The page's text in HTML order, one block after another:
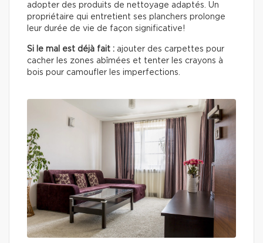
adopter des produits de nettoyage adaptés. Un
propriétaire qui entretient ses planchers prolonge
leur durée de vie de façon significative!
Si le mal est déjà fait : ajouter des carpettes pour
cacher les zones abîmées et tenter les crayons à
bois pour camoufler les imperfections.